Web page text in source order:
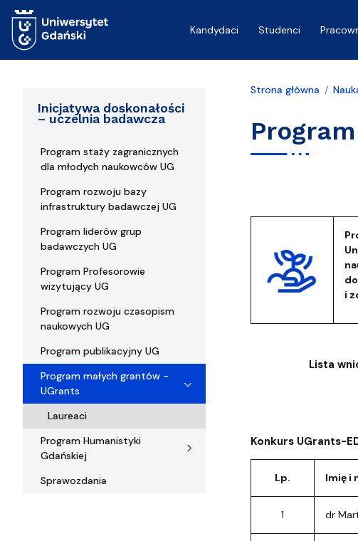
Kandydaci
Studenci
Inicjatywa doskonałości
– uczelnia badawcza
Program staży zagranicznych
dla młodych naukowców UG
Program rozwoju bazy
infrastruktury badawczej UG
Program liderów grup
badawczych UG
Program Profesorowie
wizytujący UG
Program rozwoju czasopism
naukowych UG
Program publikacyjny UG
Program małych grantów -
UGrants
Laureaci
Program Humanistyki
Gdańskiej
Sprawozdania
Strona główna
i
Lista
Konkurs UGrants-
Lp. Imię i
1 dr